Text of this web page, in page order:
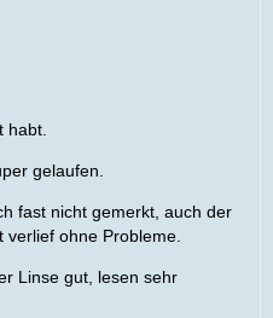
habt.
gelaufen.
fast nicht gemerkt, auch der
verlief ohne Probleme.
Linse gut, lesen sehr